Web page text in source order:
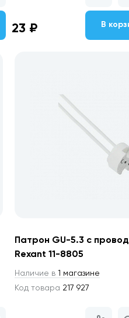
23 ₽ В
Патрон GU-5.3 с
Rexant 11-8805
Наличие в 1 магазине
Код товара 217 927